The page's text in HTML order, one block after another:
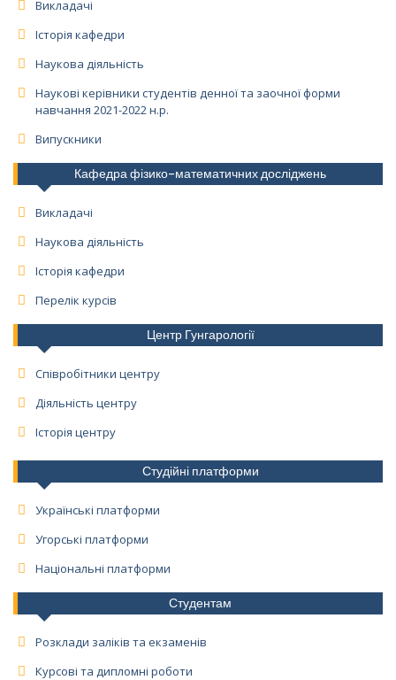
Викладачі
Історія кафедри
Наукова діяльність
Наукові керівники студентів денної та заочної форми
навчання 2021-2022 н.р.
Випускники
Кафедра фізико-математичних досліджень
Викладачі
Наукова діяльність
Історія кафедри
Перелік курсів
Центр Гунгарології
Співробітники центру
Діяльність центру
Історія центру
Студійні платформи
Українські платформи
Угорські платформи
Національні платформи
Студентам
Розклади заліків та екзаменів
Курсові та дипломні роботи